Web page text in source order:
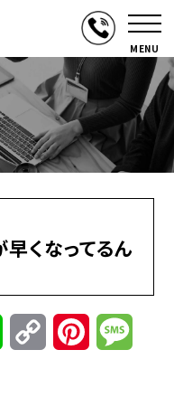
MENU
くなってるん
Line
Copy
Link
Pinterest